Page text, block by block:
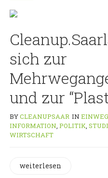
sich zur
und zur
BYCLEANUPSAAR IN
INFORMATION, POLITIK,
WIRTSCHAFT
weiterlesen